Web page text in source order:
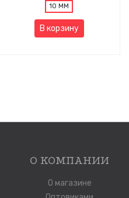
10 ММ
В корзину
О КОМПАНИИ
О магазине